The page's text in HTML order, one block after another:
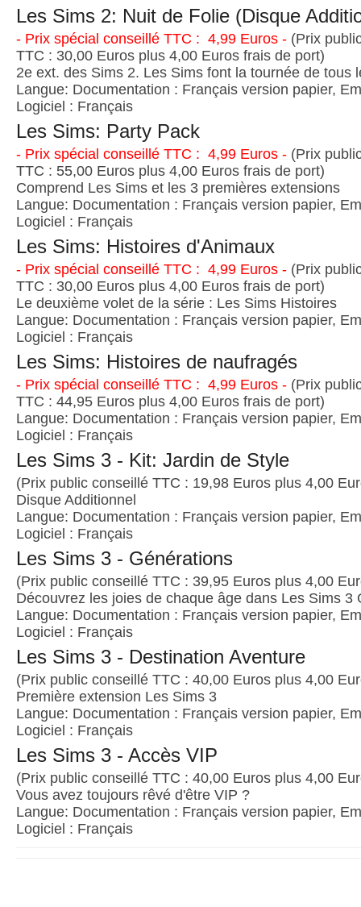
Les Sims 2: Nuit de Folie (Disque
- Prix spécial conseillé TTC : 4,99 Euros - (Prix
TTC : 30,00 Euros plus 4,00 Euros frais de port)
2e ext. des Sims 2. Les Sims font la tournée de tous
Langue: Documentation : Français version papier,
Logiciel : Français
Les Sims: Party Pack
- Prix spécial conseillé TTC : 4,99 Euros - (Prix
TTC : 55,00 Euros plus 4,00 Euros frais de port)
Comprend Les Sims et les 3 premières extensions
Langue: Documentation : Français version papier,
Logiciel : Français
Les Sims: Histoires d'Animaux
- Prix spécial conseillé TTC : 4,99 Euros - (Prix
TTC : 30,00 Euros plus 4,00 Euros frais de port)
Le deuxième volet de la série : Les Sims Histoires
Langue: Documentation : Français version papier,
Logiciel : Français
Les Sims: Histoires de naufragés
- Prix spécial conseillé TTC : 4,99 Euros - (Prix
TTC : 44,95 Euros plus 4,00 Euros frais de port)
Langue: Documentation : Français version papier,
Logiciel : Français
Les Sims 3 - Kit: Jardin de Style
(Prix public conseillé TTC : 19,98 Euros plus 4,00
Disque Additionnel
Langue: Documentation : Français version papier,
Logiciel : Français
Les Sims 3 - Générations
(Prix public conseillé TTC : 39,95 Euros plus 4,00
Découvrez les joies de chaque âge dans Les Sims 3
Langue: Documentation : Français version papier,
Logiciel : Français
Les Sims 3 - Destination Aventure
(Prix public conseillé TTC : 40,00 Euros plus 4,00
Première extension Les Sims 3
Langue: Documentation : Français version papier,
Logiciel : Français
Les Sims 3 - Accès VIP
(Prix public conseillé TTC : 40,00 Euros plus 4,00
Vous avez toujours rêvé d'être VIP ?
Langue: Documentation : Français version papier,
Logiciel : Français